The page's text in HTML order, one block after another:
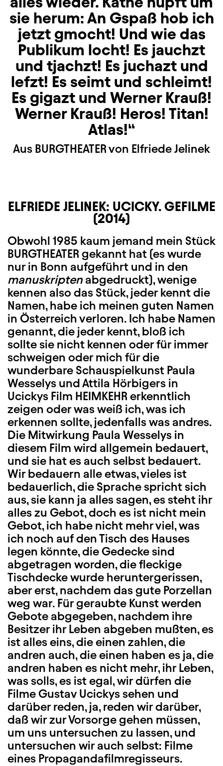
sie herum: An Gspaß hob ich
jetzt gmocht! Und wie das
Publikum locht! Es jauchzt
und tjachzt! Es juchazt und
lefzt! Es seimt und schleimt!
Es gigazt und Werner Krauß!
Werner Krauß! Heros! Titan!
Atlas!
Aus BURGTHEATER von Elfriede Jelinek
ELFRIEDE JELINEK: UCICKY. GEFILME
(2014)
Obwohl 1985 kaum jemand mein Stück
BURGTHEATER gekannt hat (es wurde
nur in Bonn aufgeführt und in den
manuskripten abgedruckt), wenige
kennen also das Stück, jeder kennt die
Namen, habe ich meinen guten Namen
in Österreich verloren. Ich habe Namen
genannt, die jeder kennt, bloß ich
sollte sie nicht kennen oder für immer
schweigen oder mich für die
wunderbare Schauspielkunst Paula
Wesselys und Attila Hörbigers in
Ucickys Film HEIMKEHR erkenntlich
zeigen oder was weiß ich, was ich
erkennen sollte, jedenfalls was andres.
Die Mitwirkung Paula Wesselys in
diesem Film wird allgemein bedauert,
und sie hat es auch selbst bedauert.
Wir bedauern alle etwas, vieles ist
bedauerlich, die Sprache spricht sich
aus, sie kann ja alles sagen, es steht ihr
alles zu Gebot, doch es ist nicht mein
Gebot, ich habe nicht mehr viel, was
ich noch auf den Tisch des Hauses
legen könnte, die Gedecke sind
abgetragen worden, die fleckige
Tischdecke wurde heruntergerissen,
aber erst, nachdem das gute Porzellan
weg war. Für geraubte Kunst werden
Gebote abgegeben, nachdem ihre
Besitzer ihr Leben abgeben mußten, es
ist alles eins, die einen zahlen, die
andren auch, die einen haben es ja, die
andren haben es nicht mehr, ihr Leben,
was solls, es ist egal, wir dürfen die
Filme Gustav Ucickys sehen und
darüber reden, ja, reden wir darüber,
daß wir zur Vorsorge gehen müssen,
um uns untersuchen zu lassen, und
untersuchen wir auch selbst: Filme
eines Propagandafilmregisseurs.